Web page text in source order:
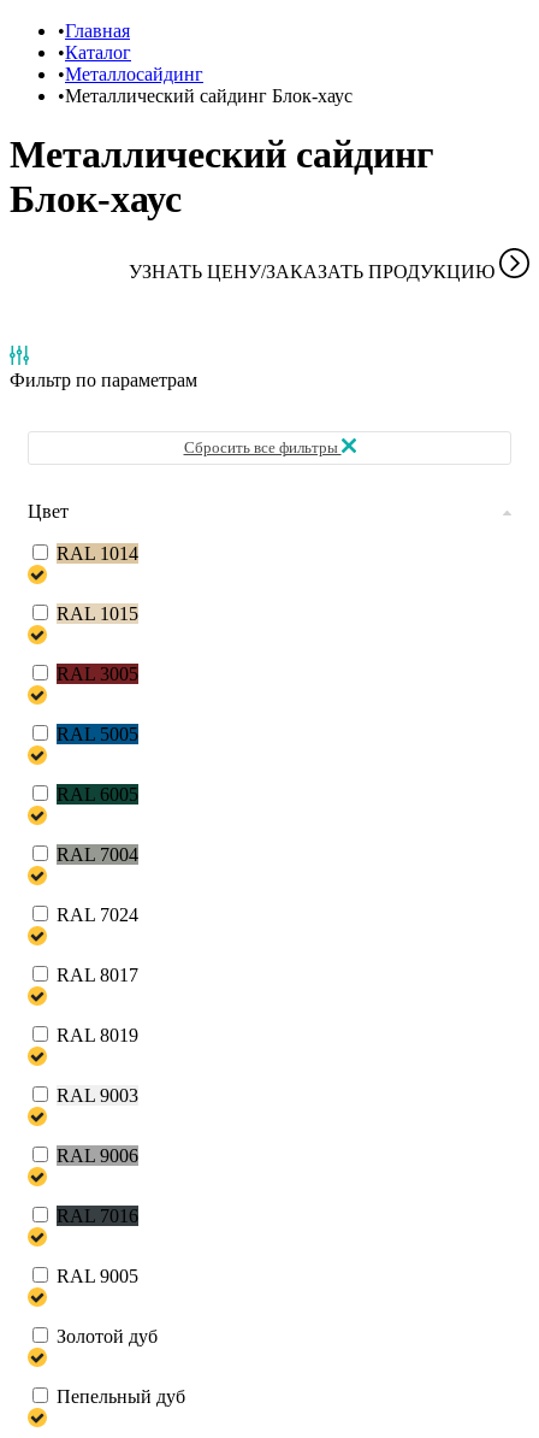
Главная
Каталог
Металлосайдинг
Металлический сайдинг Блок-хаус
Металлический сайдинг
Блок-хаус
УЗНАТЬ ЦЕНУ/ЗАКАЗАТЬ ПРОДУКЦИЮ
Фильтр по параметрам
Сбросить все фильтры
Цвет
RAL 1014
RAL 1015
RAL 3005
RAL 5005
RAL 6005
RAL 7004
RAL 7024
RAL 8017
RAL 8019
RAL 9003
RAL 9006
RAL 7016
RAL 9005
Золотой дуб
Пепельный дуб